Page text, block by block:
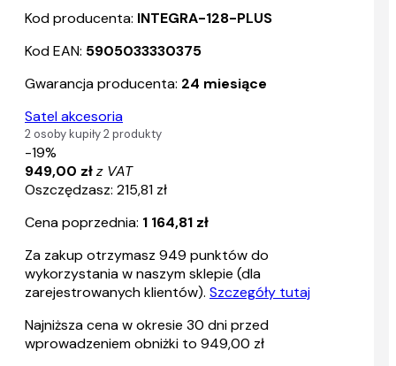
Kod producenta: INTEGRA-128-PLUS
Kod EAN: 5905033330375
Gwarancja producenta: 24 miesiące
Satel akcesoria
2 osoby kupiły 2 produkty
-19%
949,00 złz VAT
Oszczędzasz: 215,81 zł
Cena poprzednia: 1 164,81 zł
Za zakup otrzymasz 949 punktów do
wykorzystania w naszym sklepie (dla
zarejestrowanych klientów). Szczegóły tutaj
Najniższa cena w okresie 30 dni przed
wprowadzeniem obniżki to 949,00 zł